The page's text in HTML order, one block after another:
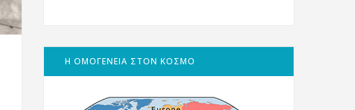
Η ΟΜΟΓΕΝΕΙΑ ΣΤΟΝ ΚΟΣΜΟ